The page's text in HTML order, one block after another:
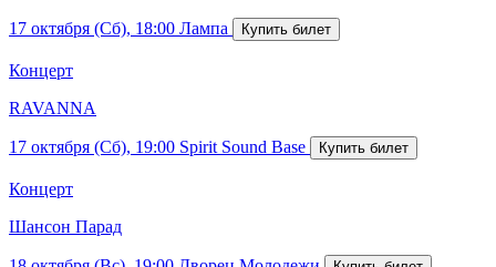
17 октября (Сб), 18:00 Лампа
Концерт
RAVANNA
17 октября (Сб), 19:00 Spirit Sound Base
Концерт
Шансон Парад